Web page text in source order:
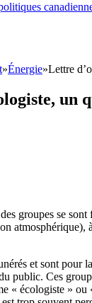
»Énergie»Lettre
un
groupes se
et sont
public. Ces
« écologiste » ou